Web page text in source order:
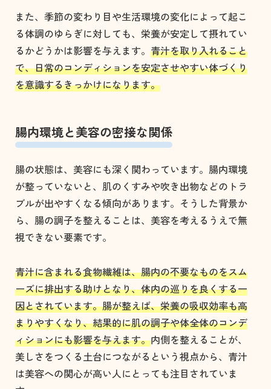
また、季節の変わり目や生活環境の変化によって起こ
る体調のゆらぎに対しても、栄養が安定して摂れてい
るかどうかは影響を与えます。 青汁を取り入れること
で、日常のコンディションを安定させやすい体づくり
を意識するきっかけになります。
腸内環境と美容の密接な関係
腸の状態は、美容にも深く関わっています。腸内環境
が整っていないと、肌のくすみや吹き出物などのトラ
ブルが出やすくなる傾向があります。そうした背景か
ら、腸の調子を整えることは、美容を考えるうえで無
視できない要素です。
青汁に含まれる食物繊維は、腸内の不要なものをスム
ーズに排出する助けとなり、体内の巡りを良くする一
因とされています。腸が整えば、栄養の吸収効率も高
まりやすくなり、結果的に肌の調子や体全体のコンデ
ィションにも影響を与えます。内側を整えることが、
美しさをつくる土台につながるという視点から、青汁
は美容への関心が高い人にとっても注目されていま